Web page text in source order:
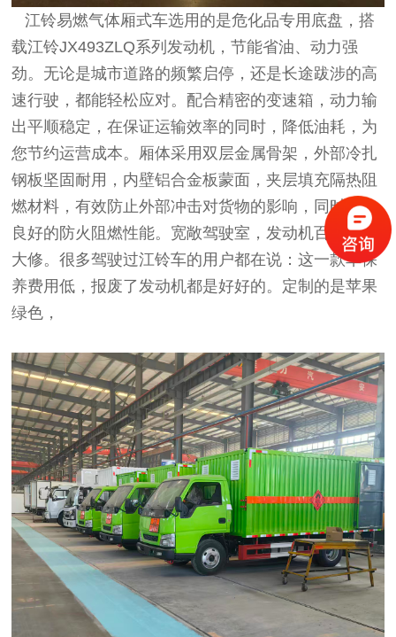
江铃易燃气体厢式车选用的是危化品专用底盘，搭
载江铃JX493ZLQ系列发动机，节能省油、动力强
劲。无论是城市道路的频繁启停，还是长途跋涉的高
速行驶，都能轻松应对。配合精密的变速箱，动力输
出平顺稳定，在保证运输效率的同时，降低油耗，为
您节约运营成本。厢体采用双层金属骨架，外部冷扎
钢板坚固耐用，内壁铝合金板蒙面，夹层填充隔热阻
燃材料，有效防止外部冲击对货物的影响，同时具备
良好的防火阻燃性能。宽敞驾驶室，发动机百公里无
大修。很多驾驶过江铃车的用户都在说：这一款车保
养费用低，报废了发动机都是好好的。定制的是苹果
绿色，